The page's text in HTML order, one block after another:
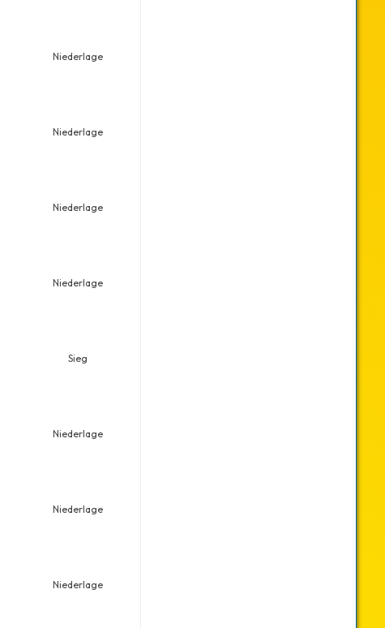
Niederlage
Niederlage
Niederlage
Niederlage
Sieg
Niederlage
Niederlage
Niederlage